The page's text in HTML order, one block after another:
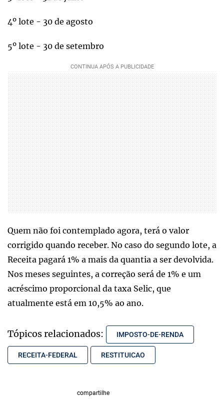
4º lote - 30 de agosto
5º lote - 30 de setembro
Quem não foi contemplado agora, terá o valor
corrigido quando receber. No caso do segundo lote, a
Receita pagará 1% a mais da quantia a ser devolvida.
Nos meses seguintes, a correção será de 1% e um
acréscimo proporcional da taxa Selic, que
atualmente está em 10,5% ao ano.
Tópicos relacionados: IMPOSTO-DE-RENDA
RECEITA-FEDERAL RESTITUICAO
compartilhe